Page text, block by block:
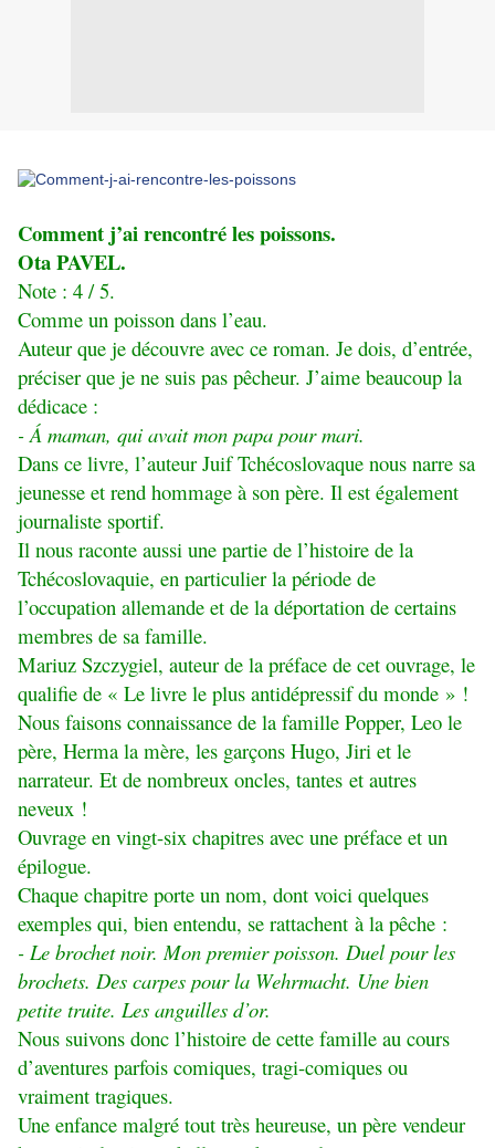
Comment j’ai rencontré les poissons.
Ota PAVEL.
Note : 4 / 5.
Comme un poisson dans l’eau.
Auteur que je découvre avec ce roman. Je dois, d’entrée,
préciser que je ne suis pas pêcheur. J’aime beaucoup la
dédicace :
- Á maman, qui avait mon papa pour mari.
Dans ce livre, l’auteur Juif Tchécoslovaque nous narre sa
jeunesse et rend hommage à son père. Il est également
journaliste sportif.
Il nous raconte aussi une partie de l’histoire de la
Tchécoslovaquie, en particulier la période de
l’occupation allemande et de la déportation de certains
membres de sa famille.
Mariuz Szczygiel, auteur de la préface de cet ouvrage, le
qualifie de « Le livre le plus antidépressif du monde » !
Nous faisons connaissance de la famille Popper, Leo le
père, Herma la mère, les garçons Hugo, Jiri et le
narrateur. Et de nombreux oncles, tantes et autres
neveux !
Ouvrage en vingt-six chapitres avec une préface et un
épilogue.
Chaque chapitre porte un nom, dont voici quelques
exemples qui, bien entendu, se rattachent à la pêche :
- Le brochet noir. Mon premier poisson. Duel pour les
brochets. Des carpes pour la Wehrmacht. Une bien
petite truite. Les anguilles d’or.
Nous suivons donc l’histoire de cette famille au cours
d’aventures parfois comiques, tragi-comiques ou
vraiment tragiques.
Une enfance malgré tout très heureuse, un père vendeur